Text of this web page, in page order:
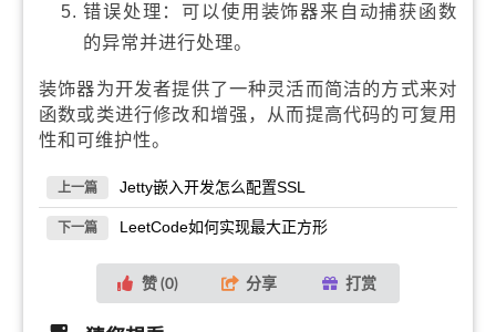
错误处理：可以使用装饰器来自动捕获函数
的异常并进行处理。
装饰器为开发者提供了一种灵活而简洁的方式来对
函数或类进行修改和增强，从而提高代码的可复用
性和可维护性。
上一篇 Jetty嵌入开发怎么配置SSL
下一篇 LeetCode如何实现最大正方形
赞 (0) 分享 打赏